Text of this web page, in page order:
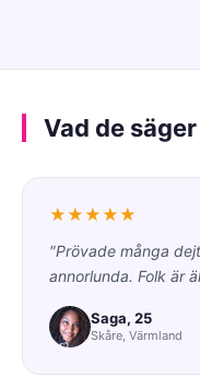
Vad de
★★★★★
"Prövade många
annorlunda. Folk är
Saga, 25
Skåre, Värmland